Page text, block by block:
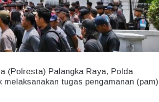
(Polresta) Palangka Raya, Polda
tugas pengamanan (pam)